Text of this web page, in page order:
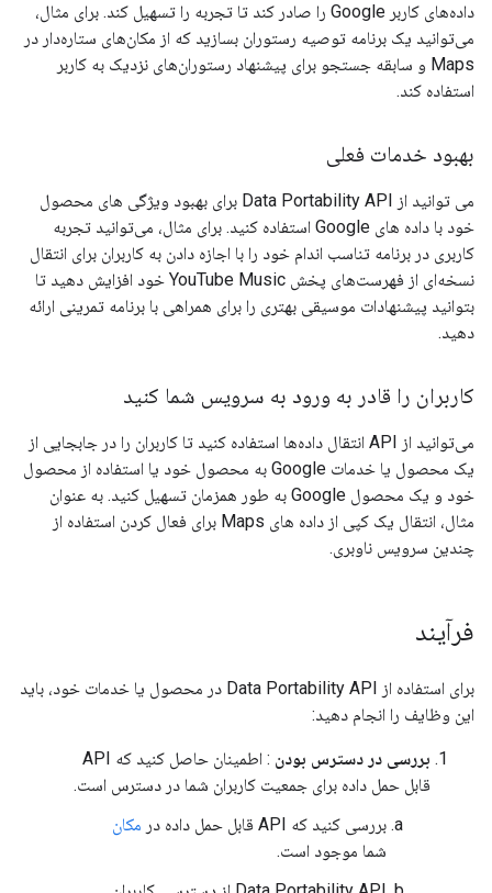
داده‌های کاربر Google را صادر کند تا تجربه را تسهیل کند. برای مثال،
می‌توانید یک برنامه توصیه رستوران بسازید که از مکان‌های ستاره‌دار در
Maps و سابقه جستجو برای پیشنهاد رستوران‌های نزدیک به کاربر
استفاده کند.
بهبود خدمات فعلی
می توانید از Data Portability API برای بهبود ویژگی های محصول
خود با داده های Google استفاده کنید. برای مثال، می‌توانید تجربه
کاربری در برنامه تناسب اندام خود را با اجازه دادن به کاربران برای انتقال
نسخه‌ای از فهرست‌های پخش YouTube Music خود افزایش دهید تا
بتوانید پیشنهادات موسیقی بهتری را برای همراهی با برنامه تمرینی ارائه
دهید.
کاربران را قادر به ورود به سرویس شما کنید
می‌توانید از API انتقال داده‌ها استفاده کنید تا کاربران را در جابجایی از
یک محصول یا خدمات Google به محصول خود یا استفاده از محصول
خود و یک محصول Google به طور همزمان تسهیل کنید. به عنوان
مثال، انتقال یک کپی از داده های Maps برای فعال کردن استفاده از
چندین سرویس ناوبری.
فرآیند
برای استفاده از Data Portability API در محصول یا خدمات خود، باید
این وظایف را انجام دهید:
بررسی در دسترس بودن
: اطمینان حاصل کنید که API
قابل حمل داده برای جمعیت کاربران شما در دسترس است.
بررسی کنید که API قابل حمل داده در
مکان
شما موجود است.